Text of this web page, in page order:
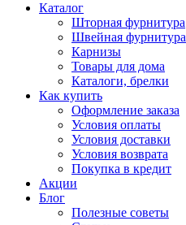
Каталог
Шторная фурнитура
Швейная фурнитура
Карнизы
Товары для дома
Каталоги, брелки
Как купить
Оформление заказа
Условия оплаты
Условия доставки
Условия возврата
Покупка в кредит
Акции
Блог
Полезные советы